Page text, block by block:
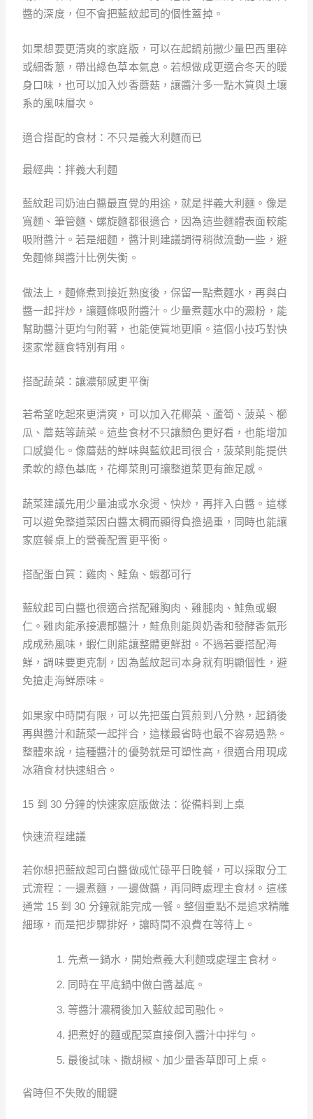
醬的深度，但不會把藍紋起司的個性蓋掉。
如果想要更清爽的家庭版，可以在起鍋前撒少量巴西里碎
或細香蔥，帶出綠色草本氣息。若想做成更適合冬天的暖
身口味，也可以加入炒香蘑菇，讓醬汁多一點木質與土壤
系的風味層次。
適合搭配的食材：不只是義大利麵而已
最經典：拌義大利麵
藍紋起司奶油白醬最直覺的用途，就是拌義大利麵。像是
寬麵、筆管麵、螺旋麵都很適合，因為這些麵體表面較能
吸附醬汁。若是細麵，醬汁則建議調得稍微流動一些，避
免麵條與醬汁比例失衡。
做法上，麵條煮到接近熟度後，保留一點煮麵水，再與白
醬一起拌炒，讓麵條吸附醬汁。少量煮麵水中的澱粉，能
幫助醬汁更均勻附著，也能使質地更順。這個小技巧對快
速家常麵食特別有用。
搭配蔬菜：讓濃郁感更平衡
若希望吃起來更清爽，可以加入花椰菜、蘆筍、菠菜、櫛
瓜、蘑菇等蔬菜。這些食材不只讓顏色更好看，也能增加
口感變化。像蘑菇的鮮味與藍紋起司很合，菠菜則能提供
柔軟的綠色基底，花椰菜則可讓整道菜更有飽足感。
蔬菜建議先用少量油或水汆燙、快炒，再拌入白醬。這樣
可以避免整道菜因白醬太稠而顯得負擔過重，同時也能讓
家庭餐桌上的營養配置更平衡。
搭配蛋白質：雞肉、鮭魚、蝦都可行
藍紋起司白醬也很適合搭配雞胸肉、雞腿肉、鮭魚或蝦
仁。雞肉能承接濃郁醬汁，鮭魚則能與奶香和發酵香氣形
成成熟風味，蝦仁則能讓整體更鮮甜。不過若要搭配海
鮮，調味要更克制，因為藍紋起司本身就有明顯個性，避
免搶走海鮮原味。
如果家中時間有限，可以先把蛋白質煎到八分熟，起鍋後
再與醬汁和蔬菜一起拌合，這樣最省時也最不容易過熟。
整體來說，這種醬汁的優勢就是可塑性高，很適合用現成
冰箱食材快速組合。
15 到 30 分鐘的快速家庭版做法：從備料到上桌
快速流程建議
若你想把藍紋起司白醬做成忙碌平日晚餐，可以採取分工
式流程：一邊煮麵，一邊做醬，再同時處理主食材。這樣
通常 15 到 30 分鐘就能完成一餐。整個重點不是追求精雕
細琢，而是把步驟排好，讓時間不浪費在等待上。
先煮一鍋水，開始煮義大利麵或處理主食材。
同時在平底鍋中做白醬基底。
等醬汁濃稠後加入藍紋起司融化。
把煮好的麵或配菜直接倒入醬汁中拌勻。
最後試味、撒胡椒、加少量香草即可上桌。
省時但不失敗的關鍵